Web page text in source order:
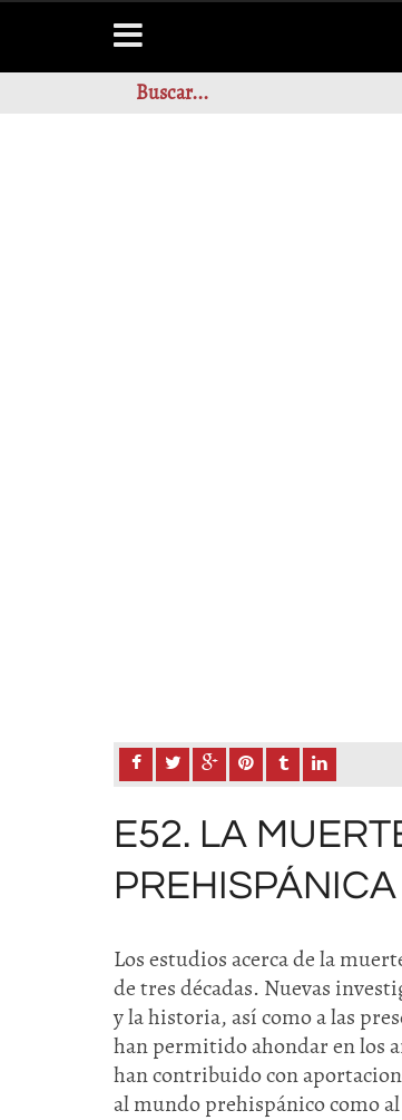
E52. LA
Los estudios acerca de la
de tres décadas. Nuevas
y la historia, así como a las
han permitido ahondar en los
han contribuido con
al mundo prehispánico como